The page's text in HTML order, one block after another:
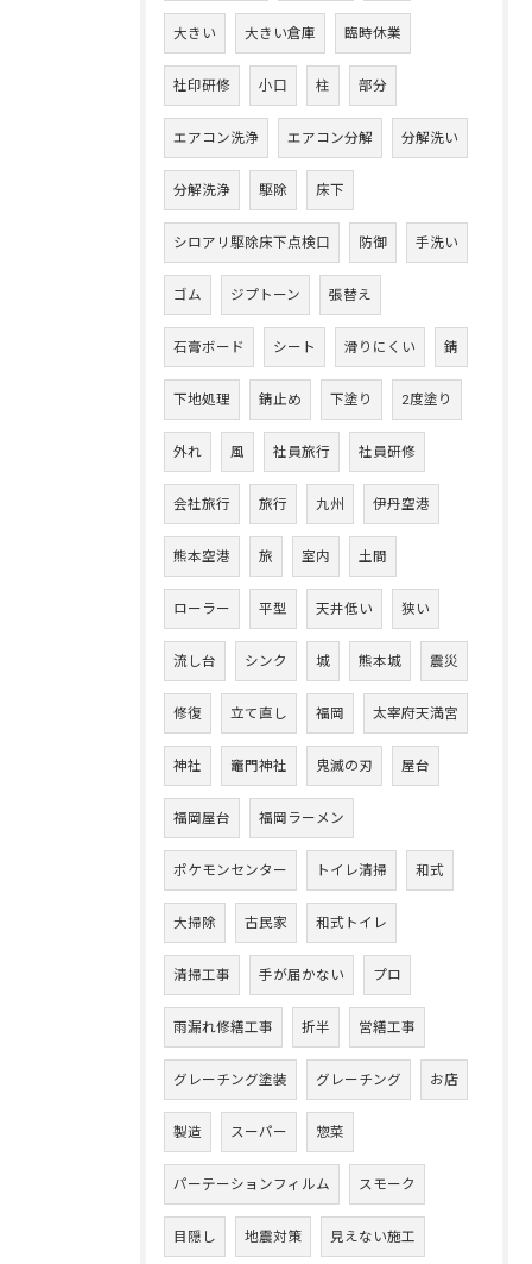
大きい 大きい倉庫 臨時休業
社印研修 小口 柱 部分
エアコン洗浄 エアコン分解 分解洗い
分解洗浄 駆除 床下
シロアリ駆除床下点検口 防御 手洗い
ゴム ジプトーン 張替え
石膏ボード シート 滑りにくい 錆
下地処理 錆止め 下塗り 2度塗り
外れ 風 社員旅行 社員研修
会社旅行 旅行 九州 伊丹空港
熊本空港 旅 室内 土間
ローラー 平型 天井低い 狭い
流し台 シンク 城 熊本城 震災
修復 立て直し 福岡 太宰府天満宮
神社 竈門神社 鬼滅の刃 屋台
福岡屋台 福岡ラーメン
ポケモンセンター トイレ清掃 和式
大掃除 古民家 和式トイレ
清掃工事 手が届かない プロ
雨漏れ修繕工事 折半 営繕工事
グレーチング塗装 グレーチング お店
製造 スーパー 惣菜
パーテーションフィルム スモーク
目隠し 地震対策 見えない施工